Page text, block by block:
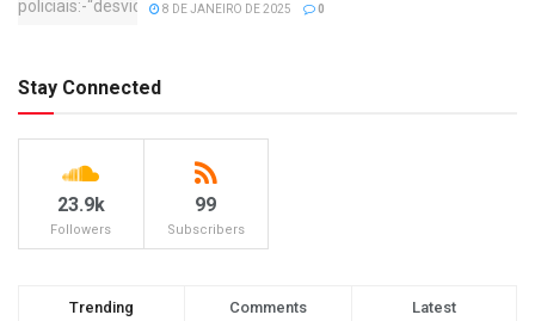
8 DE JANEIRO DE 2025 0
Stay Connected
23.9k
Followers
99
Subscribers
Trending Comments Latest